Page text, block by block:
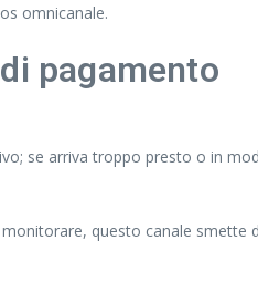
omnicanale.
pagamento
se arriva troppo presto o in
questo canale smette